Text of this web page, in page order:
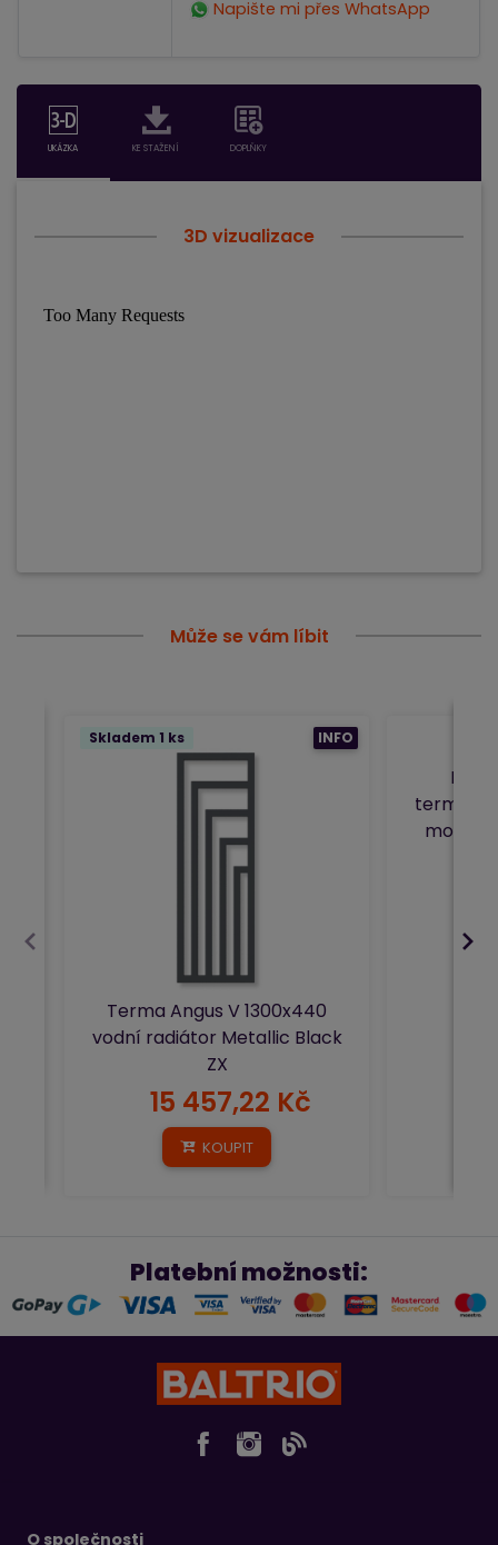
Napište mi přes WhatsApp
UKÁZKA KE STAŽENÍ DOPLŇKY
3D vizualizace
Může se vám líbit
Skladem 1 ks INFO
Terma Angus V 1300x440
vodní radiátor Metallic Black
ZX
15 457,22 Kč
KOUPIT
Platební možnosti:
O společnosti